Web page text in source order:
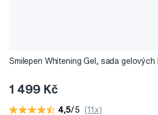
Smilepen Whitening Gel, sada
1 499 Kč
4,5/5 (11x)